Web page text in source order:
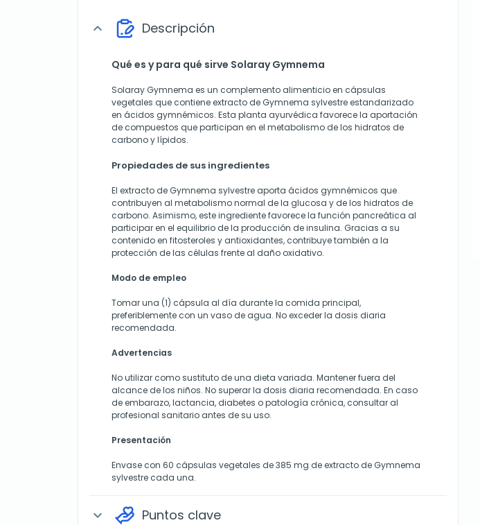
expand_more Descripción
Qué es y para qué sirve Solaray Gymnema
Solaray Gymnema es un complemento alimenticio en cápsulas
vegetales que contiene extracto de Gymnema sylvestre estandarizado
en ácidos gymnémicos. Esta planta ayurvédica favorece la aportación
de compuestos que participan en el metabolismo de los hidratos de
carbono y lípidos.
Propiedades de sus ingredientes
El extracto de Gymnema sylvestre aporta ácidos gymnémicos que
contribuyen al metabolismo normal de la glucosa y de los hidratos de
carbono. Asimismo, este ingrediente favorece la función pancreática al
participar en el equilibrio de la producción de insulina. Gracias a su
contenido en fitosteroles y antioxidantes, contribuye también a la
protección de las células frente al daño oxidativo.
Modo de empleo
Tomar una (1) cápsula al día durante la comida principal,
preferiblemente con un vaso de agua. No exceder la dosis diaria
recomendada.
Advertencias
No utilizar como sustituto de una dieta variada. Mantener fuera del
alcance de los niños. No superar la dosis diaria recomendada. En caso
de embarazo, lactancia, diabetes o patología crónica, consultar al
profesional sanitario antes de su uso.
Presentación
Envase con 60 cápsulas vegetales de 385 mg de extracto de Gymnema
sylvestre cada una.
expand_more Puntos clave